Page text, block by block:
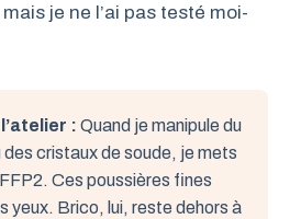
je ne l’ai pas testé moi-
: Quand je manipule du
des cristaux de soude, je mets
Ces poussières fines
yeux. Brico, lui, reste dehors à